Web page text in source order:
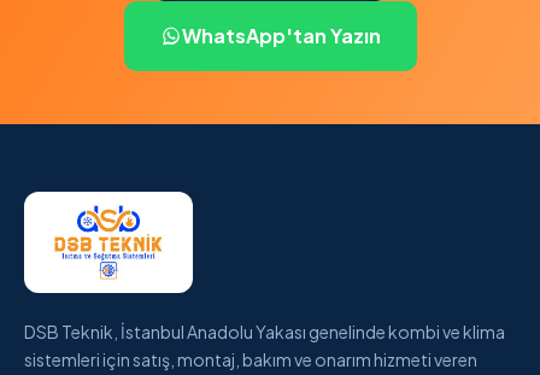
WhatsApp'tan Yazın
DSB Teknik, İstanbul Anadolu Yakası genelinde kombi ve klima
sistemleri için satış, montaj, bakım ve onarım hizmeti veren